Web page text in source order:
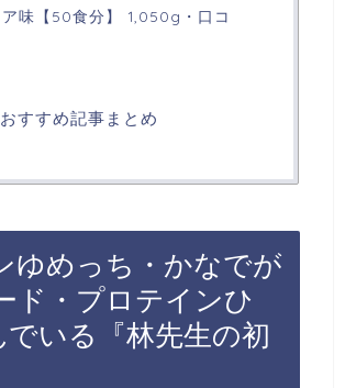
味【50食分】 1,050g・口コ
すすめ記事まとめ
ゆめっち・かなでが
ド・プロテインひ
いる『林先生の初